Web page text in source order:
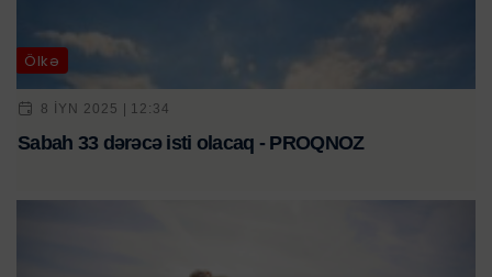
Ölkə
8 IYN 2025 | 12:34
Sabah 33 dərəcə isti olacaq - PROQNOZ